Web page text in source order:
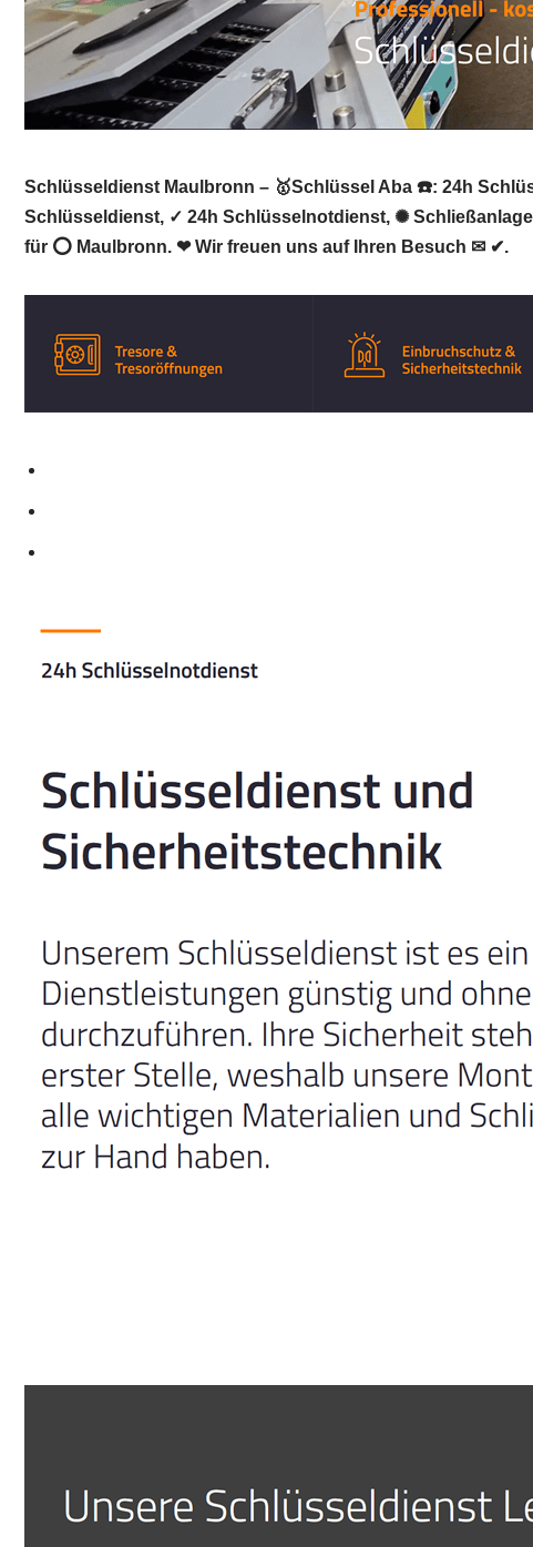
Schlüsseldienst Maulbronn – 🥇Schlüssel Aba ☎️: 24h
Schlüsseldienst, ✓ 24h Schlüsselnotdienst, ✺
für ⭕ Maulbronn. ❤ Wir freuen uns auf Ihren Besuch ✉ ✔.